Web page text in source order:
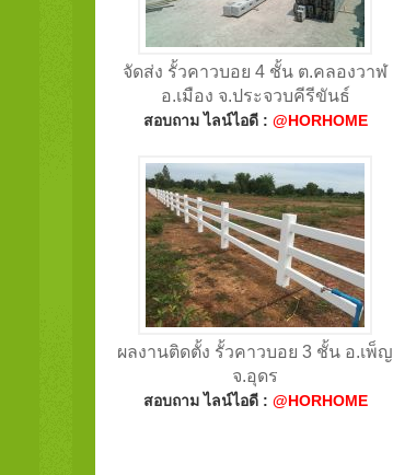
จัดส่ง รั้วคาวบอย 4 ชั้น ต.คลองวาฬ
อ.เมือง จ.ประจวบคีรีขันธ์
สอบถาม ไลน์ไอดี : @HORHOME
ผลงานติดตั้ง รั้วคาวบอย 3 ชั้น อ.เพ็ญ
จ.อุดร
สอบถาม ไลน์ไอดี : @HORHOME